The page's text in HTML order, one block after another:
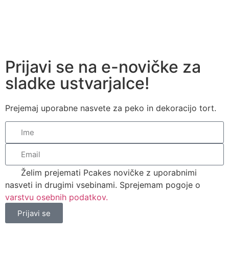
Prijavi se na e-novičke za
sladke ustvarjalce!
Prejemaj uporabne nasvete za peko in dekoracijo tort.
Želim prejemati Pcakes novičke z uporabnimi
nasveti in drugimi vsebinami. Sprejemam pogoje o
varstvu osebnih podatkov.
Prijavi se